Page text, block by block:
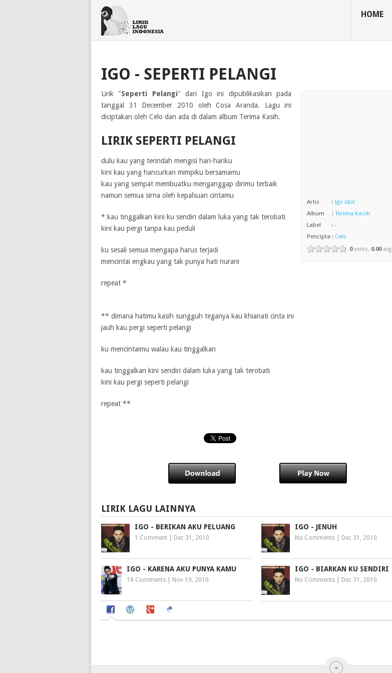
HOME
IGO - SEPERTI PELANGI
Artis : Igo Idol
Album :Terima Kasih
Label : -
Pencipta : Celo
0votes, 0.00avg
Lirik "Seperti Pelangi" dari Igo ini dipublikasikan pada
tanggal 31 December 2010 oleh Cosa Aranda. Lagu ini
diciptakan oleh Celo dan ada di dalam album Terima Kasih.
LIRIK SEPERTI PELANGI
dulu kau yang terindah mengisi hari-hariku
kini kau yang hancurkan mimpiku bersamamu
kau yang sempat membuatku menganggap dirimu terbaik
namun semua sirna oleh kepalsuan cintamu
* kau tinggalkan kini ku sendiri dalam luka yang tak terobati
kini kau pergi tanpa kau peduli
ku sesali semua mengapa harus terjadi
mencintai engkau yang tak punya hati nurani
repeat *
** dimana hatimu kasih sungguh teganya kau khianati cinta ini
jauh kau pergi seperti pelangi
ku mencintaimu walau kau tinggalkan
kau tinggalkan kini sendiri dalam luka yang tak terobati
kini kau pergi seperti pelangi
repeat **
LIRIK LAGU LAINNYA
IGO - BERIKAN AKU PELUANG
1 Comment Dec 31, 2010
IGO - JENUH
No Comments Dec 31, 2010
IGO - KARENA AKU PUNYA KAMU
18 Comments Nov 19, 2010
IGO - BIARKAN KU SENDIRI
No Comments Dec 31, 2010